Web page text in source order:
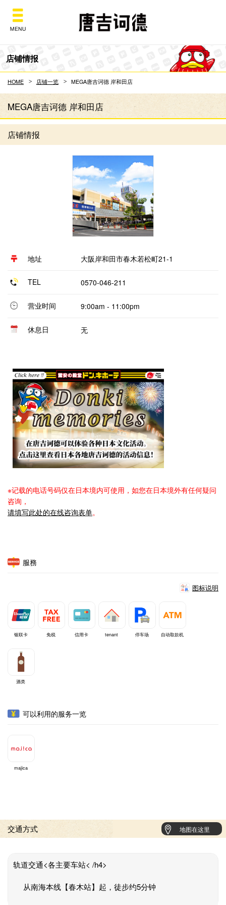
店铺情报
HOME 店铺一览 MEGA唐吉诃德 岸和田店
MEGA唐吉诃德 岸和田店
店铺情报
地址 大阪岸和田市春木若松町21-1
TEL 0570-046-211
营业时间 9:00am - 11:00pm
休息日 无
※记载的电话号码仅在日本境内可使用，如您在日本境外有任何疑问
咨询，
请填写此处的在线咨询表单。
服務
图标说明
银联卡 免税 信用卡 tenant 停车场 自动取款机
酒类
可以利用的服务一览
majica
交通方式 地图在这里
轨道交通<各主要车站< /h4>
从南海本线【春木站】起，徒步约5分钟